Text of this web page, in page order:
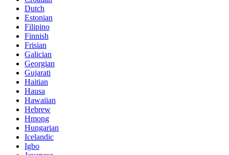
Dutch
Estonian
Filipino
Finnish
Frisian
Galician
Georgian
Gujarati
Haitian
Hausa
Hawaiian
Hebrew
Hmong
Hungarian
Icelandic
Igbo